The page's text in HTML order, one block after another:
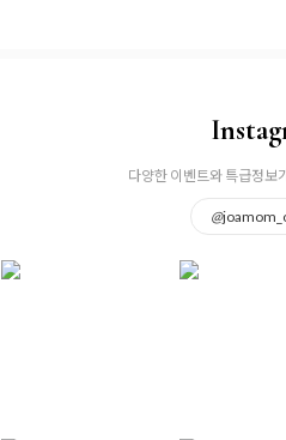
다양한 이벤트와 특급정보
@